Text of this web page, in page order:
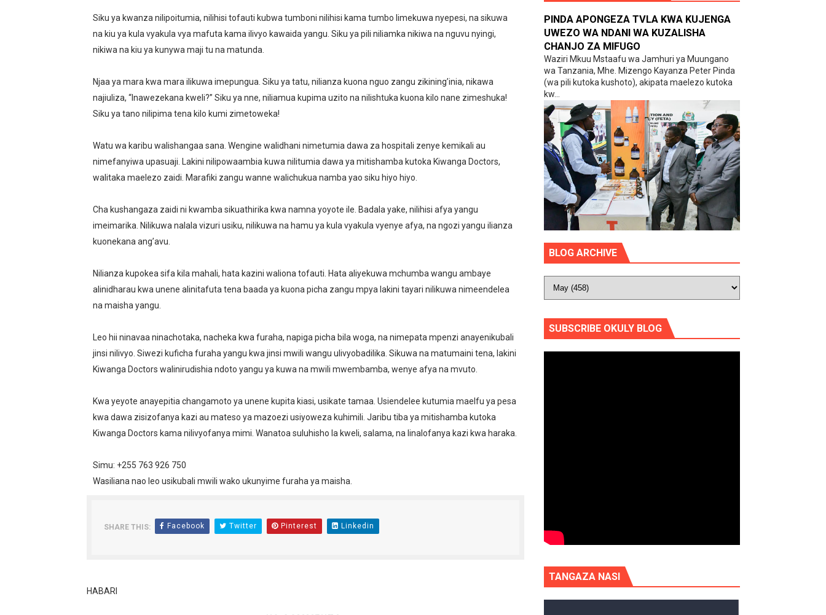
Siku ya kwanza nilipoitumia, nilihisi tofauti kubwa tumboni nilihisi kama tumbo limekuwa nyepesi, na sikuwa
na kiu ya kula vyakula vya mafuta kama ilivyo kawaida yangu. Siku ya pili niliamka nikiwa na nguvu nyingi,
nikiwa na kiu ya kunywa maji tu na matunda.
Njaa ya mara kwa mara ilikuwa imepungua. Siku ya tatu, nilianza kuona nguo zangu zikining’inia, nikawa
najiuliza, “Inawezekana kweli?” Siku ya nne, niliamua kupima uzito na nilishtuka kuona kilo nane zimeshuka!
Siku ya tano nilipima tena kilo kumi zimetoweka!
Watu wa karibu walishangaa sana. Wengine walidhani nimetumia dawa za hospitali zenye kemikali au
nimefanyiwa upasuaji. Lakini nilipowaambia kuwa nilitumia dawa ya mitishamba kutoka Kiwanga Doctors,
walitaka maelezo zaidi. Marafiki zangu wanne walichukua namba yao siku hiyo hiyo.
Cha kushangaza zaidi ni kwamba sikuathirika kwa namna yoyote ile. Badala yake, nilihisi afya yangu
imeimarika. Nilikuwa nalala vizuri usiku, nilikuwa na hamu ya kula vyakula vyenye afya, na ngozi yangu ilianza
kuonekana ang’avu.
Nilianza kupokea sifa kila mahali, hata kazini waliona tofauti. Hata aliyekuwa mchumba wangu ambaye
alinidharau kwa unene alinitafuta tena baada ya kuona picha zangu mpya lakini tayari nilikuwa nimeendelea
na maisha yangu.
Leo hii ninavaa ninachotaka, nacheka kwa furaha, napiga picha bila woga, na nimepata mpenzi anayenikubali
jinsi nilivyo. Siwezi kuficha furaha yangu kwa jinsi mwili wangu ulivyobadilika. Sikuwa na matumaini tena, lakini
Kiwanga Doctors walinirudishia ndoto yangu ya kuwa na mwili mwembamba, wenye afya na mvuto.
Kwa yeyote anayepitia changamoto ya unene kupita kiasi, usikate tamaa. Usiendelee kutumia maelfu ya pesa
kwa dawa zisizofanya kazi au mateso ya mazoezi usiyoweza kuhimili. Jaribu tiba ya mitishamba kutoka
Kiwanga Doctors kama nilivyofanya mimi. Wanatoa suluhisho la kweli, salama, na linalofanya kazi kwa haraka.
Simu: +255 763 926 750
Wasiliana nao leo usikubali mwili wako ukunyime furaha ya maisha.
SHARE THIS: Facebook Twitter Pinterest Linkedin
HABARI
PINDA APONGEZA TVLA KWA KUJENGA
UWEZO WA NDANI WA KUZALISHA
CHANJO ZA MIFUGO
Waziri Mkuu Mstaafu wa Jamhuri ya Muungano
wa Tanzania, Mhe. Mizengo Kayanza Peter Pinda
(wa pili kutoka kushoto), akipata maelezo kutoka
kw...
BLOG ARCHIVE
SUBSCRIBE OKULY BLOG
TANGAZA NASI